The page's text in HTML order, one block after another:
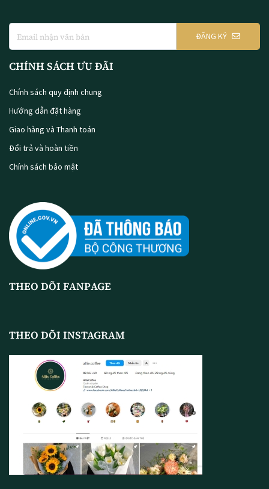
ĐĂNG KÝ
CHÍNH SÁCH ƯU ĐÃI
Chính sách quy định chung
Hướng dẫn đặt hàng
Giao hàng và Thanh toán
Đổi trả và hoàn tiền
Chính sách bảo mật
THEO DÕI FANPAGE
THEO DÕI INSTAGRAM